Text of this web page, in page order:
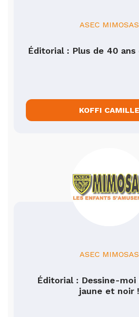
ASEC MIMOSAS
Éditorial : Plus de 40
KOFFI CAMILLE
ASEC MIMOSAS
Éditorial : Dessine-moi
jaune et noir !